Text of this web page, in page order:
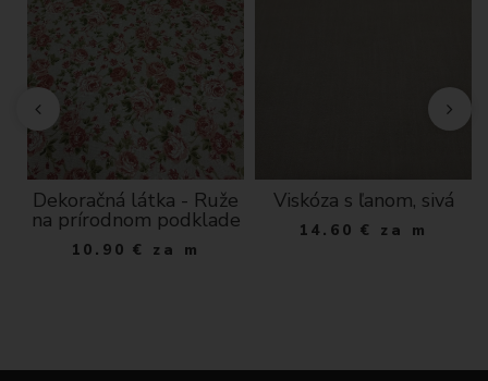
Dekoračná látka - Ruže
na prírodnom podklade
10.90 € za m
Viskóza s ľanom, sivá
14.60 € za m